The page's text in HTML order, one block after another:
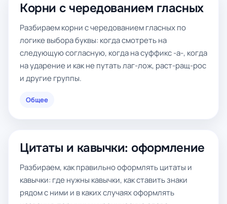
Корни с чередованием гласных
Разбираем корни с чередованием гласных по
логике выбора буквы: когда смотреть на
следующую согласную, когда на суффикс -а-, когда
на ударение и как не путать лаг-лож, раст-ращ-рос
и другие группы.
Общее
Цитаты и кавычки: оформление
Разбираем, как правильно оформлять цитаты и
кавычки: где нужны кавычки, как ставить знаки
рядом с ними и в каких случаях оформлять